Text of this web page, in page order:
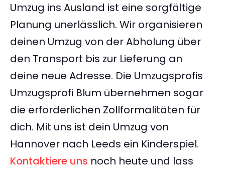
Umzug ins Ausland ist eine sorgfältige
Planung unerlässlich. Wir organisieren
deinen Umzug von der Abholung über
den Transport bis zur Lieferung an
deine neue Adresse. Die Umzugsprofis
Umzugsprofi Blum übernehmen sogar
die erforderlichen Zollformalitäten für
dich. Mit uns ist dein Umzug von
Hannover nach Leeds ein Kinderspiel.
Kontaktiere uns noch heute und lass